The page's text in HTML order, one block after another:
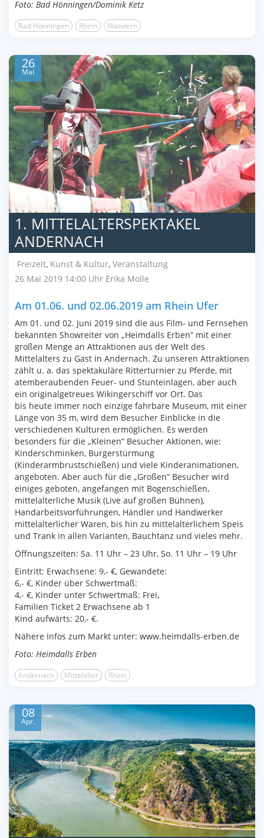
Foto: Bad Hönningen/Dominik Ketz
Bad Hönningen Rhein Wandern
26
Mai
1. MITTELALTERSPEKTAKEL
ANDERNACH
Freizeit, Kunst & Kultur, Veranstaltung
26 Mai 2019 14:00 Uhr Erika Molle
Am 01.06. und 02.06.2019 am Rhein Ufer
Am 01. und 02. Juni 2019 sind die aus Film- und Fernsehen
bekannten Showreiter von „Heimdalls Erben“ mit einer
großen Menge an Attraktionen aus der Welt des
Mittelalters zu Gast in Andernach. Zu unseren Attraktionen
zählt u. a. das spektakuläre Ritterturnier zu Pferde, mit
atemberaubenden Feuer- und Stunteinlagen, aber auch
ein originalgetreues Wikingerschiff vor Ort. Das
bis heute immer noch einzige fahrbare Museum, mit einer
Länge von 35 m, wird dem Besucher Einblicke in die
verschiedenen Kulturen ermöglichen. Es werden
besonders für die „Kleinen“ Besucher Aktionen, wie:
Kinderschminken, Burgerstürmung
(Kinderarmbrustschießen) und viele Kinderanimationen,
angeboten. Aber auch für die „Großen“ Besucher wird
einiges geboten, angefangen mit Bogenschießen,
mittelalterliche Musik (Live auf großen Bühnen),
Handarbeitsvorführungen, Händler und Handwerker
mittelalterlicher Waren, bis hin zu mittelalterlichem Speis
und Trank in allen Varianten, Bauchtanz und vieles mehr.
Öffnungszeiten: Sa. 11 Uhr – 23 Uhr, So. 11 Uhr – 19 Uhr
Eintritt: Erwachsene: 9,- €, Gewandete:
6,- €, Kinder über Schwertmaß:
4,- €, Kinder unter Schwertmaß: Frei,
Familien Ticket 2 Erwachsene ab 1
Kind aufwärts: 20,- €.
Nähere Infos zum Markt unter: www.heimdalls-erben.de
Foto: Heimdalls Erben
Andernach Mittelalter Rhein
08
Apr.